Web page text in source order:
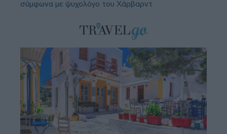
σύμφωνα με ψυχολόγο του Χάρβαρντ